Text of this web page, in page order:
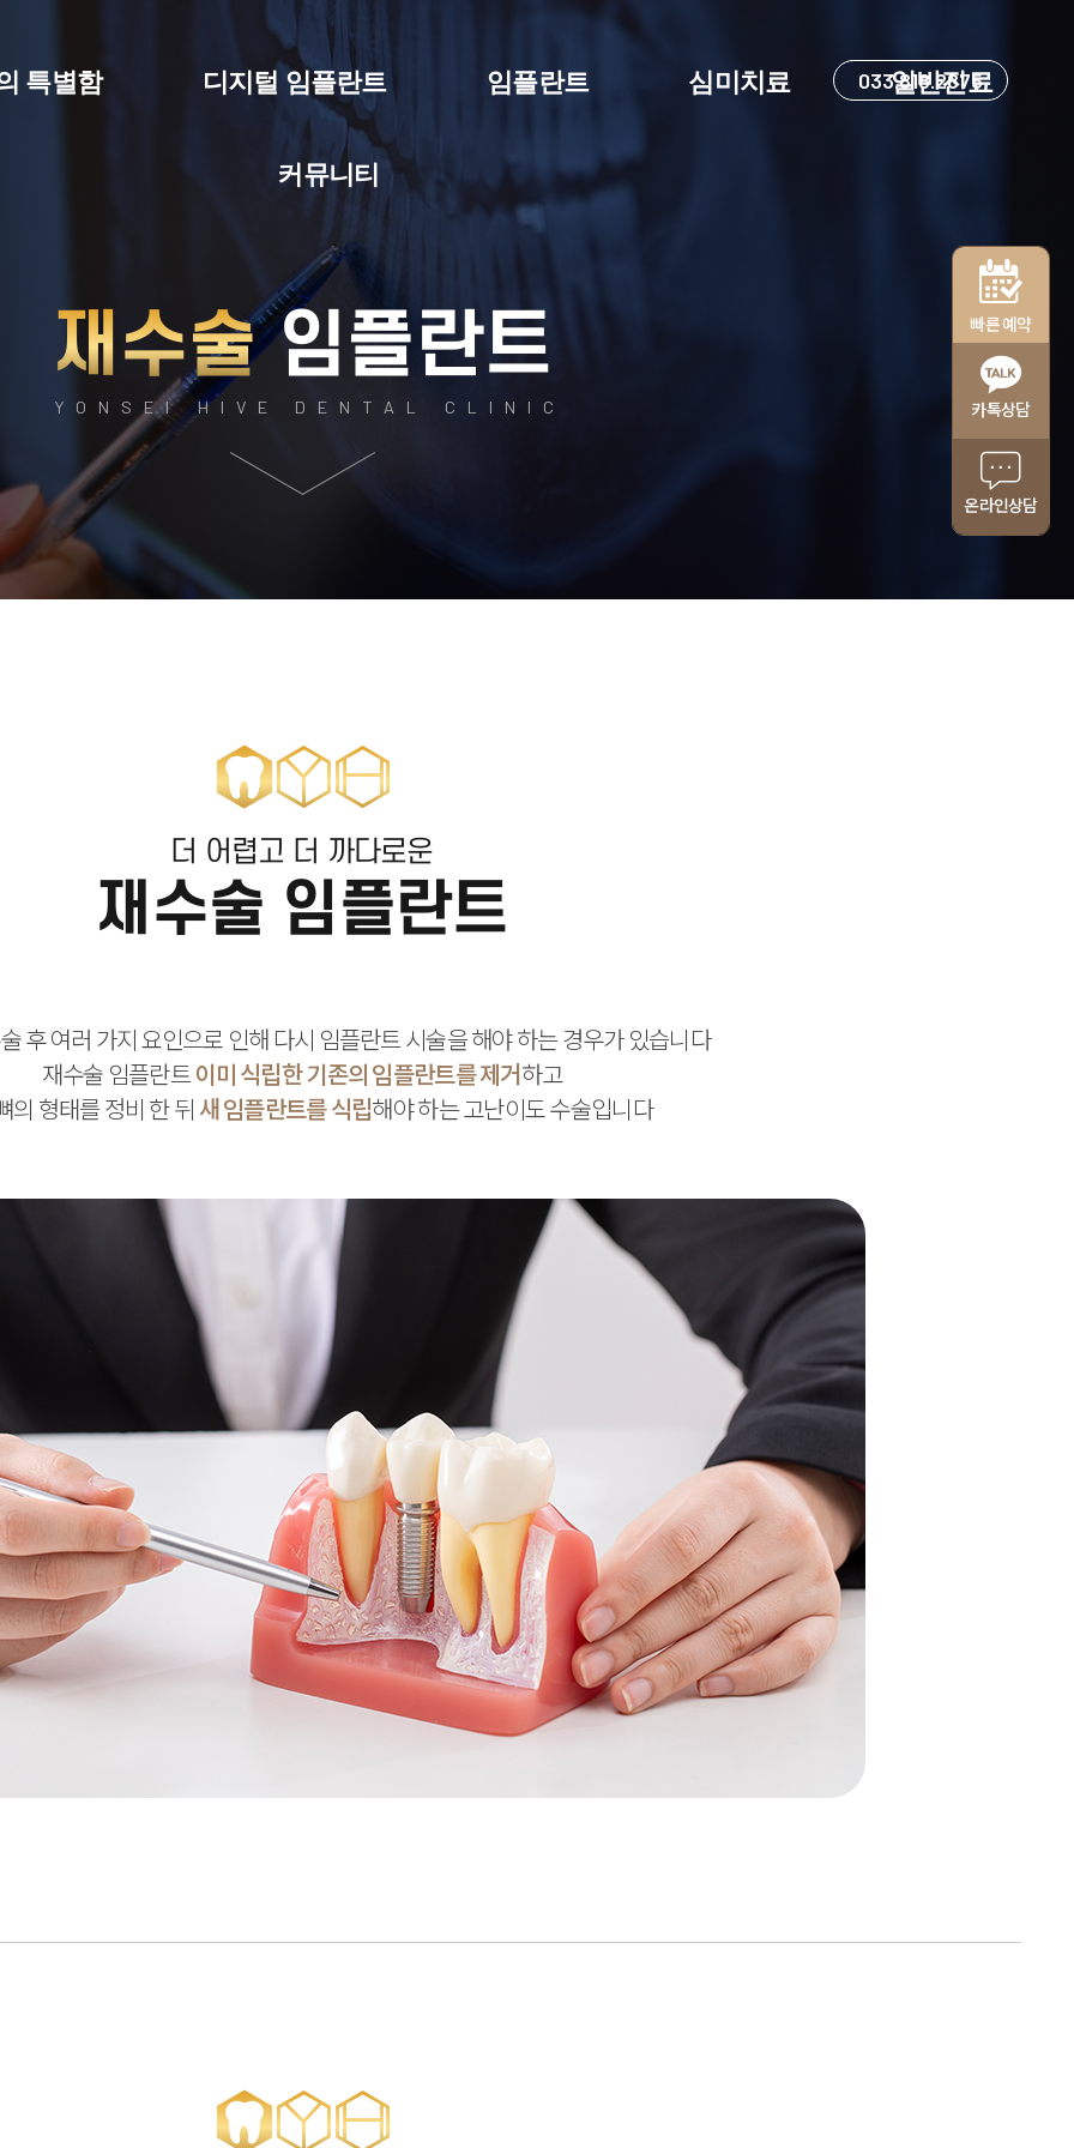
빠른 예약
카톡상담
온라인상담
특별함 디지털 임플란트 임플란트 심미치료 일반진료
커뮤니티
033.818.2875
재수술임플란트
YONSEI HIVE DENTAL CLINIC
더 어렵고 더 까다로운
재수술 임플란트
후 여러 가지 요인으로 인해 다시 임플란트 시술을 해야 하는 경우가 있습니다
재수술 임플란트이미 식립한 기존의 임플란트를 제거 하고
의 형태를 정비 한 뒤 새 임플란트를 식립해야 하는 고난이도 수술입니다